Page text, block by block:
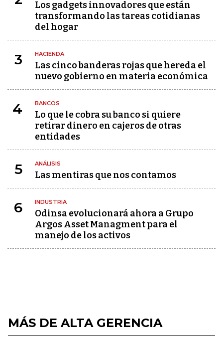
Los gadgets innovadores que están
transformando las tareas cotidianas
del hogar
3 HACIENDA
Las cinco banderas rojas que hereda el
nuevo gobierno en materia económica
4 BANCOS
Lo que le cobra su banco si quiere
retirar dinero en cajeros de otras
entidades
5 ANÁLISIS
Las mentiras que nos contamos
6 INDUSTRIA
Odinsa evolucionará ahora a Grupo
Argos Asset Managment para el
manejo de los activos
MÁS DE ALTA GERENCIA